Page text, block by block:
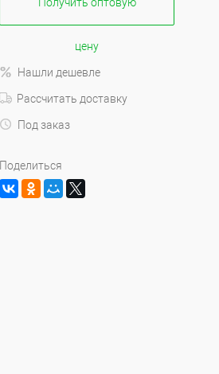
цену
Нашли дешевле
Рассчитать доставку
Под заказ
Поделиться